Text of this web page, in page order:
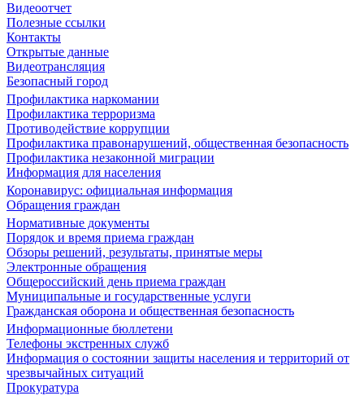
Видеоотчет
Полезные ссылки
Контакты
Открытые данные
Видеотрансляция
Безопасный город
Профилактика наркомании
Профилактика терроризма
Противодействие коррупции
Профилактика правонарушений, общественная безопасность
Профилактика незаконной миграции
Информация для населения
Коронавирус: официальная информация
Обращения граждан
Нормативные документы
Порядок и время приема граждан
Обзоры решений, результаты, принятые меры
Электронные обращения
Общероссийский день приема граждан
Муниципальные и государственные услуги
Гражданская оборона и общественная безопасность
Информационные бюллетени
Телефоны экстренных служб
Информация о состоянии защиты населения и территорий от
чрезвычайных ситуаций
Прокуратура